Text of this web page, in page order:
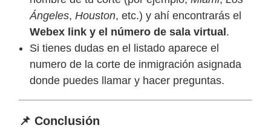
Ángeles, Houston, etc.) y ahí encontrarás el
Webex link y el número de sala virtual.
Si tienes dudas en el listado aparece el
numero de la corte de inmigración asignada
donde puedes llamar y hacer preguntas.
📌 Conclusión